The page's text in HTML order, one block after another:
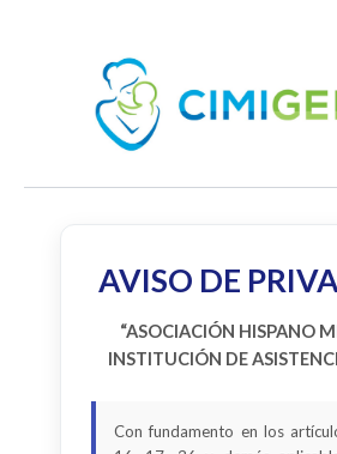
contenido
AVISO DE
“ASOCIACIÓN HISPANO
INSTITUCIÓN DE
Con fundamento en los